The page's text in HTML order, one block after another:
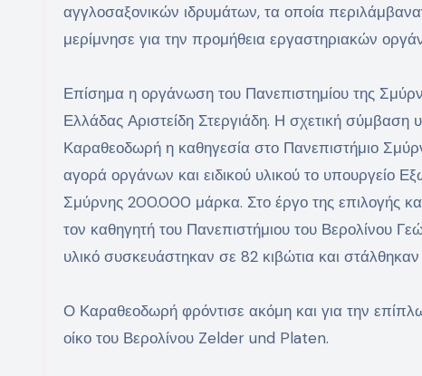
αγγλοσαξονικών ιδρυμάτων, τα οποία
μερίμνησε για την προμήθεια εργαστηριακών
Επίσημα η οργάνωση του Πανεπιστημίου της
Ελλάδας Αριστείδη Στεργιάδη. Η σχετική σύμβαση
Καραθεοδωρή η καθηγεσία στο Πανεπιστήμιο
αγορά οργάνων και ειδικού υλικού το υπουργείο
Σμύρνης 200.000 μάρκα. Στο έργο της επιλογής
τον καθηγητή του Πανεπιστήμιου του Βερολίνου
υλικό συσκευάστηκαν σε 82 κιβώτια και
Ο Καραθεοδωρή φρόντισε ακόμη και για την
οίκο του Βερολίνου Zelder und Platen.